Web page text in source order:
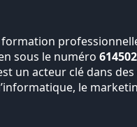
formation
sous le numéro
un acteur clé dans
le